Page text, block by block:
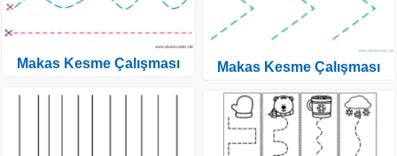
Makas Kesme Çalışması Makas Kesme Çalışması